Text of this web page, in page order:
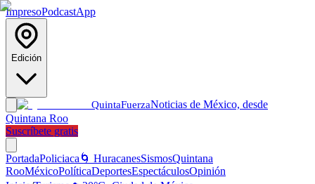
ImpresoPodcastApp
Edición
QuintaFuerzaNoticias de México, desde
Quintana Roo
Suscríbete gratis
PortadaPoliciaca 🌀 HuracanesSismosQuintana
RooMéxicoPolíticaDeportesEspectáculosOpinión